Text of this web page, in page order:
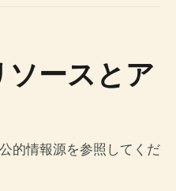
ースとア
的情報源を参照してくだ